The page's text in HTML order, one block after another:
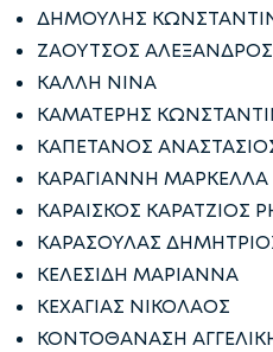
ΔΗΜΟΥΛΗΣ
ΖΑΟΥΤΣΟΣ ΑΛΕΞΑΝΔΡΟΣ
ΚΑΛΛΗ ΝΙΝΑ
ΚΑΜΑΤΕΡΗΣ
ΚΑΠΕΤΑΝΟΣ
ΚΑΡΑΓΙΑΝΝΗ ΜΑΡΚΕΛΛΑ
ΚΑΡΑΙΣΚΟΣ ΚΑΡΑΤΖΙΟΣ
ΚΑΡΑΣΟΥΛΑΣ
ΚΕΛΕΣΙΔΗ ΜΑΡΙΑΝΝΑ
ΚΕΧΑΓΙΑΣ ΝΙΚΟΛΑΟΣ
ΚΟΝΤΟΘΑΝΑΣΗ